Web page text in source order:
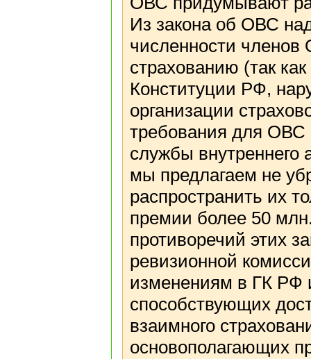
Из закона об ОВС
численности
страхованию (так
Конституции РФ,
организации
требования для ОВС
службы внутреннего
мы предлагаем не
распространить их
премии более 50
противоречий этих
ревизионной
изменениям в ГК РФ
способствующих
взаимного
основополагающих